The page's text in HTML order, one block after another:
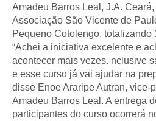
Amadeu Barros Leal, J.A.
Associação São Vicente de
Pequeno Cotolengo, totalizando
“Achei a iniciativa excelente e
acontecer mais vezes. nclusive
e esse curso já vai ajudar na
disse Enoe Araripe Autran, vice-
Amadeu Barros Leal. A entrega
participantes do curso ocorrerá